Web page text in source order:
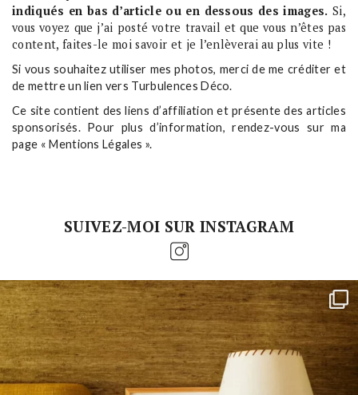
indiqués en bas d’article ou en dessous des images. Si,
vous voyez que j’ai posté votre travail et que vous n’êtes pas
content, faites-le moi savoir et je l’enlèverai au plus vite !
Si vous souhaitez utiliser mes photos, merci de me créditer et
de mettre un lien vers Turbulences Déco.
Ce site contient des liens d’affiliation et présente des articles
sponsorisés. Pour plus d’information, rendez-vous sur ma
page « Mentions Légales ».
SUIVEZ-MOI SUR INSTAGRAM